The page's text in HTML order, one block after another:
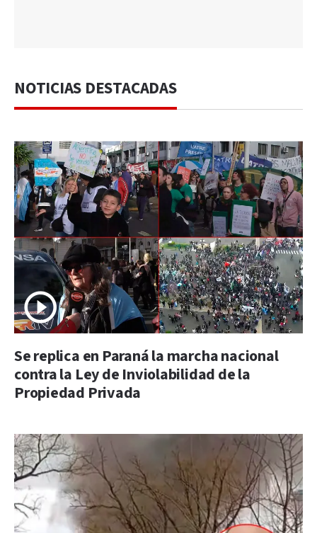
NOTICIAS DESTACADAS
Se replica en Paraná la marcha nacional
contra la Ley de Inviolabilidad de la
Propiedad Privada